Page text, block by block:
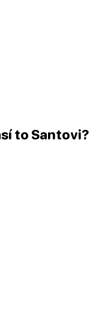
to Santovi?